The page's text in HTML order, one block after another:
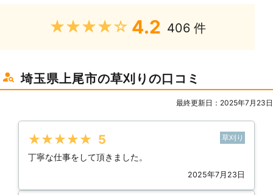
★★★★★ 4.2 406 件
埼玉県上尾市の草刈りの口コミ
最終更新日：2025年7月23日
★★★★★ 5 草刈り
丁寧な仕事をして頂きました。
2025年7月23日